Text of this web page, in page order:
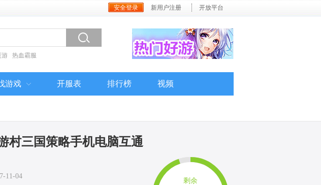
安全登录 新用户注册 开放平台
游 热血霸服
游戏 开服表 排行榜 视频
村三国策略手机电脑互通
11-04
剩余